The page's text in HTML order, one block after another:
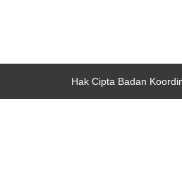
Hak Cipta Badan